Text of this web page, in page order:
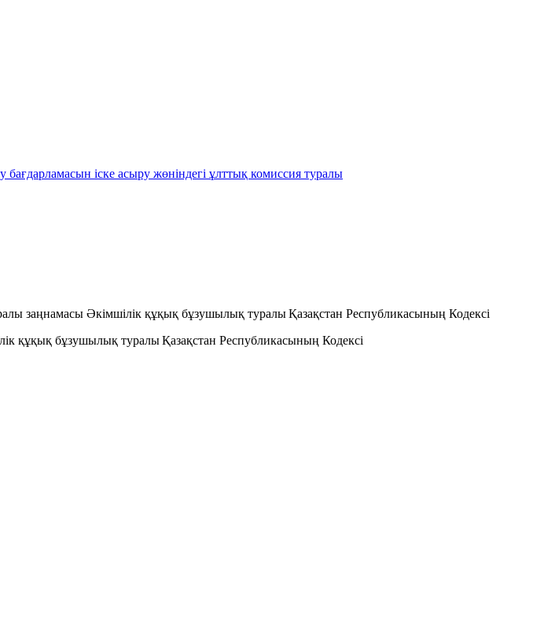
іске асыру жөніндегі ұлттық комиссия туралы
заңнамасы Әкімшілік құқық бұзушылық туралы Қазақстан Республикасының Кодексі
құқық бұзушылық туралы Қазақстан Республикасының Кодексі